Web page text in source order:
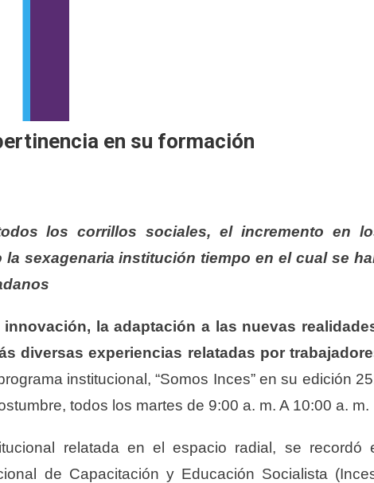
en su formación
los corrillos sociales, el incremento en
sexagenaria institución tiempo en el cual se
la adaptación a las nuevas
diversas experiencias relatadas por
institucional, “Somos Inces” en su edición
todos los martes de 9:00 a. m. A 10:00 a. m.
relatada en el espacio radial, se recordó
de Capacitación y Educación Socialista